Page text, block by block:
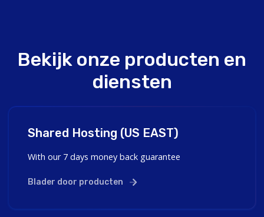
Bekijk onze producten en
diensten
Shared Hosting (US EAST)
With our 7 days money back guarantee
Blader door producten